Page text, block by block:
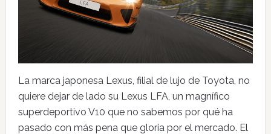
La marca japonesa Lexus, filial de lujo de Toyota, no
quiere dejar de lado su Lexus LFA, un magnífico
superdeportivo V10 que no sabemos por qué ha
pasado con más pena que gloria por el mercado. El